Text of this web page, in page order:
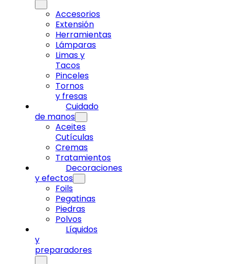
Accesorios
Extensión
Herramientas
Lámparas
Limas y
Tacos
Pinceles
Tornos
y fresas
Cuidado
de manos
Aceites
Cutículas
Cremas
Tratamientos
Decoraciones
y efectos
Foils
Pegatinas
Piedras
Polvos
Líquidos
y
preparadores